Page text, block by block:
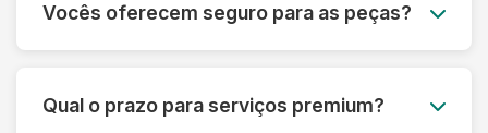
desde a avaliação inicial até a entrega,
oferecendo orientações personalizadas.
Vocês oferecem seguro para as peças?
danos ou perdas, com cobertura de até R$
Qual o prazo para serviços premium?